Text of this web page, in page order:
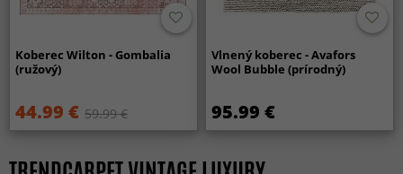
Koberec Wilton - Gombalia
(ružový)
44.99 € 59.99 €
Vlnený koberec - Avafors
Wool Bubble (prírodný)
95.99 €